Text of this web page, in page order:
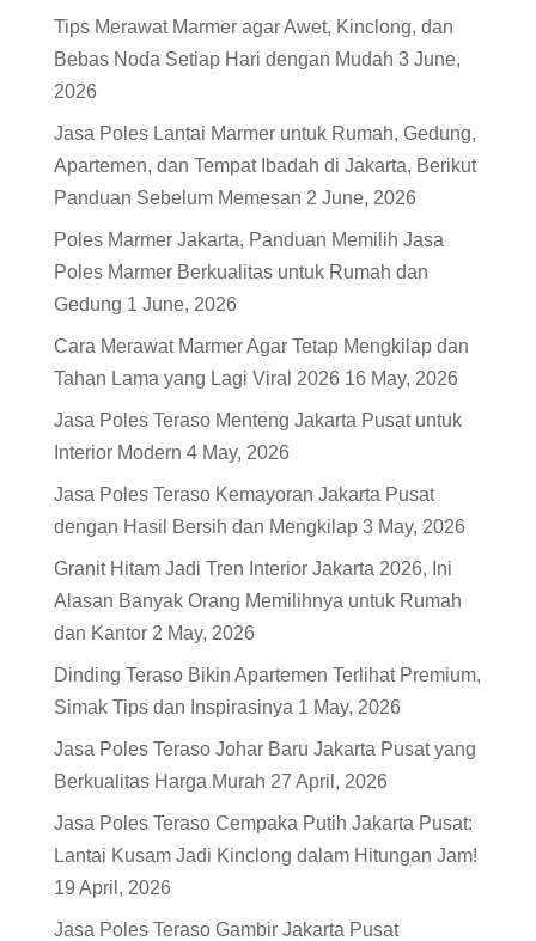
Tips Merawat Marmer agar Awet, Kinclong, dan
Bebas Noda Setiap Hari dengan Mudah 3 June,
2026
Jasa Poles Lantai Marmer untuk Rumah, Gedung,
Apartemen, dan Tempat Ibadah di Jakarta, Berikut
Panduan Sebelum Memesan 2 June, 2026
Poles Marmer Jakarta, Panduan Memilih Jasa
Poles Marmer Berkualitas untuk Rumah dan
Gedung 1 June, 2026
Cara Merawat Marmer Agar Tetap Mengkilap dan
Tahan Lama yang Lagi Viral 2026 16 May, 2026
Jasa Poles Teraso Menteng Jakarta Pusat untuk
Interior Modern 4 May, 2026
Jasa Poles Teraso Kemayoran Jakarta Pusat
dengan Hasil Bersih dan Mengkilap 3 May, 2026
Granit Hitam Jadi Tren Interior Jakarta 2026, Ini
Alasan Banyak Orang Memilihnya untuk Rumah
dan Kantor 2 May, 2026
Dinding Teraso Bikin Apartemen Terlihat Premium,
Simak Tips dan Inspirasinya 1 May, 2026
Jasa Poles Teraso Johar Baru Jakarta Pusat yang
Berkualitas Harga Murah 27 April, 2026
Jasa Poles Teraso Cempaka Putih Jakarta Pusat:
Lantai Kusam Jadi Kinclong dalam Hitungan Jam!
19 April, 2026
Jasa Poles Teraso Gambir Jakarta Pusat